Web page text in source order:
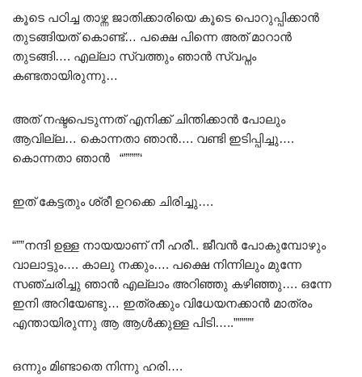
കൂടെ പഠിച്ച താഴ്ന്ന ജാതിക്കാരിയെ കൂടെ പൊറുപ്പിക്കാൻ
തുടങ്ങിയത് കൊണ്ട്… പക്ഷെ പിന്നെ അത് മാറാൻ
തുടങ്ങി…. എല്ലാ സ്വത്തും ഞാൻ സ്വപ്നം
കണ്ടതായിരുന്നു…
അത് നഷ്ടപെടുന്നത് എനിക്ക് ചിന്തിക്കാൻ പോലും
ആവില്ല… കൊന്നതാ ഞാൻ…. വണ്ടി ഇടിപ്പിച്ചു….
കൊന്നതാ ഞാൻ “””””‘
ഇത് കേട്ടതും ശ്രീ ഉറക്കെ ചിരിച്ചു….
“””നന്ദി ഉള്ള നായയാണ് നീ ഹരീ.. ജീവൻ പോകുമ്പോഴും
വാലാട്ടും…. കാലു നക്കും…. പക്ഷെ നിന്നിലും മുന്നേ
സഞ്ചരിച്ചു ഞാൻ എല്ലാം അറിഞ്ഞു കഴിഞ്ഞു…. ഒന്നേ
ഇനി അറിയേണ്ടു… ഇത്രക്കും വിധേയനക്കാൻ മാത്രം
എന്തായിരുന്നു ആ ആൾക്കുള്ള പിടി…..”””””
ഒന്നും മിണ്ടാതെ നിന്നു ഹരി….